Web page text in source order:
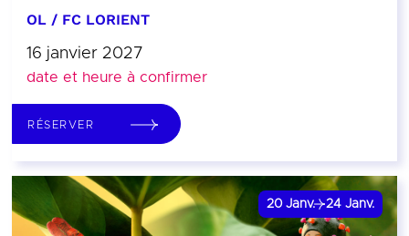
OL / FC LORIENT
16 janvier 2027
date et heure à confirmer
RÉSERVER
20 Janv. 24 Janv.